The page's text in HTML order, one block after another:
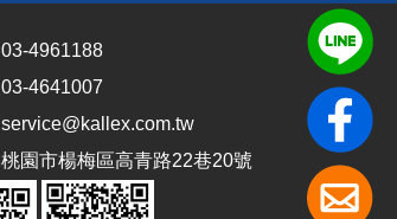
03-4961188
03-4641007
service@kallex.com.tw
桃園市楊梅區高青路22巷20號